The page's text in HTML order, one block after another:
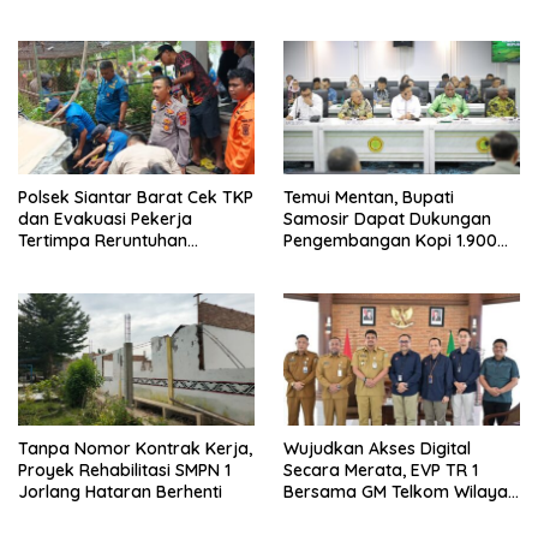
Pengembangan Daya Tarik
Wisata Baru
Polsek Siantar Barat Cek TKP
dan Evakuasi Pekerja
Tertimpa Reruntuhan
Temui Mentan, Bupati
Samosir Dapat Dukungan
Pengembangan Kopi 1.900
Tanpa Nomor Kontrak Kerja,
Proyek Rehabilitasi SMPN 1
Jorlang Hataran Berhenti
Wujudkan Akses Digital
Secara Merata, EVP TR 1
Bersama GM Telkom Wilayah